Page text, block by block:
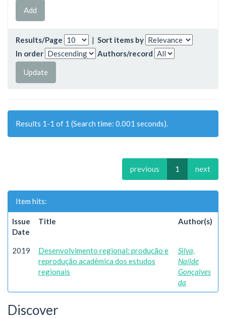
Results/Page | Sort items by
In order
Authors/record
Results 1-1 of 1 (Search time: 0.001 seconds).
previous 1 next
Item hits:
Issue
Date
Title Author(s)
2019
Desenvolvimento regional: produção e
reprodução acadêmica dos estudos
regionais
Silva,
Nailde
Gonçalves
da
Discover